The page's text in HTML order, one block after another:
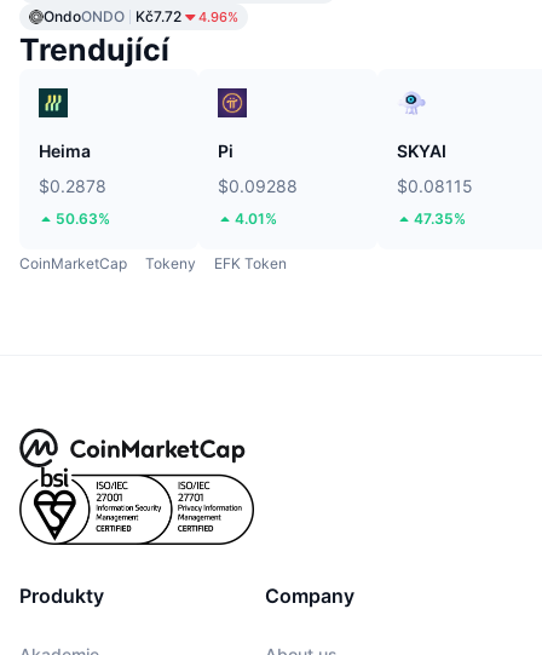
OndoONDO Kč7.72 4.96%
Trendující
Heima
$0.2878
50.63%
Pi
$0.09288
4.01%
SKYAI
$0.08115
47.35%
CoinMarketCap Tokeny EFK Token
Produkty Company